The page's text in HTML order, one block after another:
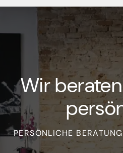
Wir
PERSÖNLICHE